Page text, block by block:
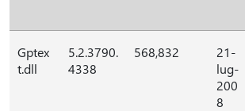
Gptex
t.dll
5.2.3790.
4338
568,832
21-
lug-
200
8